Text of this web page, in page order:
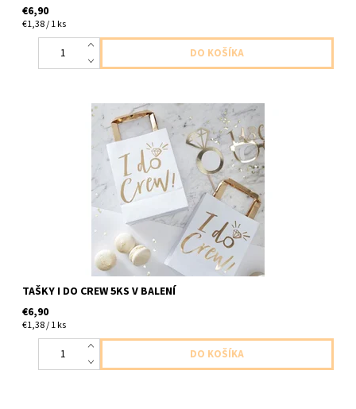
€6,90
€1,38 / 1 ks
Papierové tašky na dobnosti biele so zlatym napisom i Do Crew
TAŠKY I DO CREW 5KS V BALENÍ
€6,90
€1,38 / 1 ks